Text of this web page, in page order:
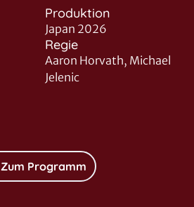
Produktion
Japan 2026
Regie
Aaron Horvath, Michael
Jelenic
Zum Programm